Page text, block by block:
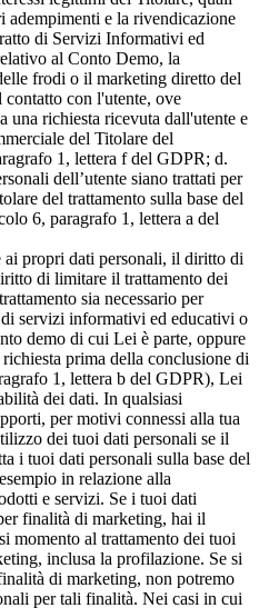
adempimenti e la rivendicazione
di Servizi Informativi ed
al Conto Demo, la
frodi o il marketing diretto del
con l'utente, ove
una richiesta ricevuta dall'utente e
del Titolare del
1, lettera f del GDPR; d.
dell’utente siano trattati per
del trattamento sulla base del
6, paragrafo 1, lettera a del
propri dati personali, il diritto di
di limitare il trattamento dei
sia necessario per
servizi informativi ed educativi o
demo di cui Lei è parte, oppure
prima della conclusione di
1, lettera b del GDPR), Lei
dei dati. In qualsiasi
per motivi connessi alla tua
dei tuoi dati personali se il
i tuoi dati personali sulla base del
in relazione alla
e servizi. Se i tuoi dati
finalità di marketing, hai il
momento al trattamento dei tuoi
inclusa la profilazione. Se si
di marketing, non potremo
per tali finalità. Nei casi in cui